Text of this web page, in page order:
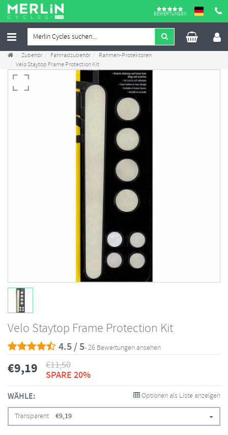
BEWERTUNGEN
Zubehör Fahrradzubehör
Rahmen-Protektoren
Velo Staytop Frame Protection Kit
Velo Staytop Frame Protection Kit
4.5 / 5- 26 Bewertungen ansehen
€9,19 €11,50
SPARE 20%
WÄHLE: Optionen als Liste anzeigen
Transparent €9,19